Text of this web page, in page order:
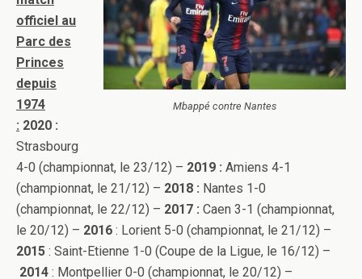
Mbappé contre Nantes
officiel au
Parc des
Princes
depuis
1974
: 2020 :
Strasbourg
4-0 (championnat, le 23/12) – 2019 : Amiens 4-1
(championnat, le 21/12) – 2018 : Nantes 1-0
(championnat, le 22/12) – 2017 : Caen 3-1 (championnat,
le 20/12) – 2016 : Lorient 5-0 (championnat, le 21/12) –
2015 : Saint-Etienne 1-0 (Coupe de la Ligue, le 16/12) –
2014 : Montpellier 0-0 (championnat, le 20/12) –